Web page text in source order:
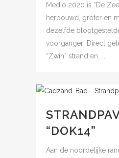
Medio 2020 is “De
herbouwd, groter en
dezelfde
voorganger: Direct
“Zwin” strand en......
“DOK14”
Aan de noordelijke